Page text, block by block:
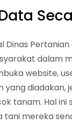
dalam
website,
diadakan,
tanam. Hal
mereka